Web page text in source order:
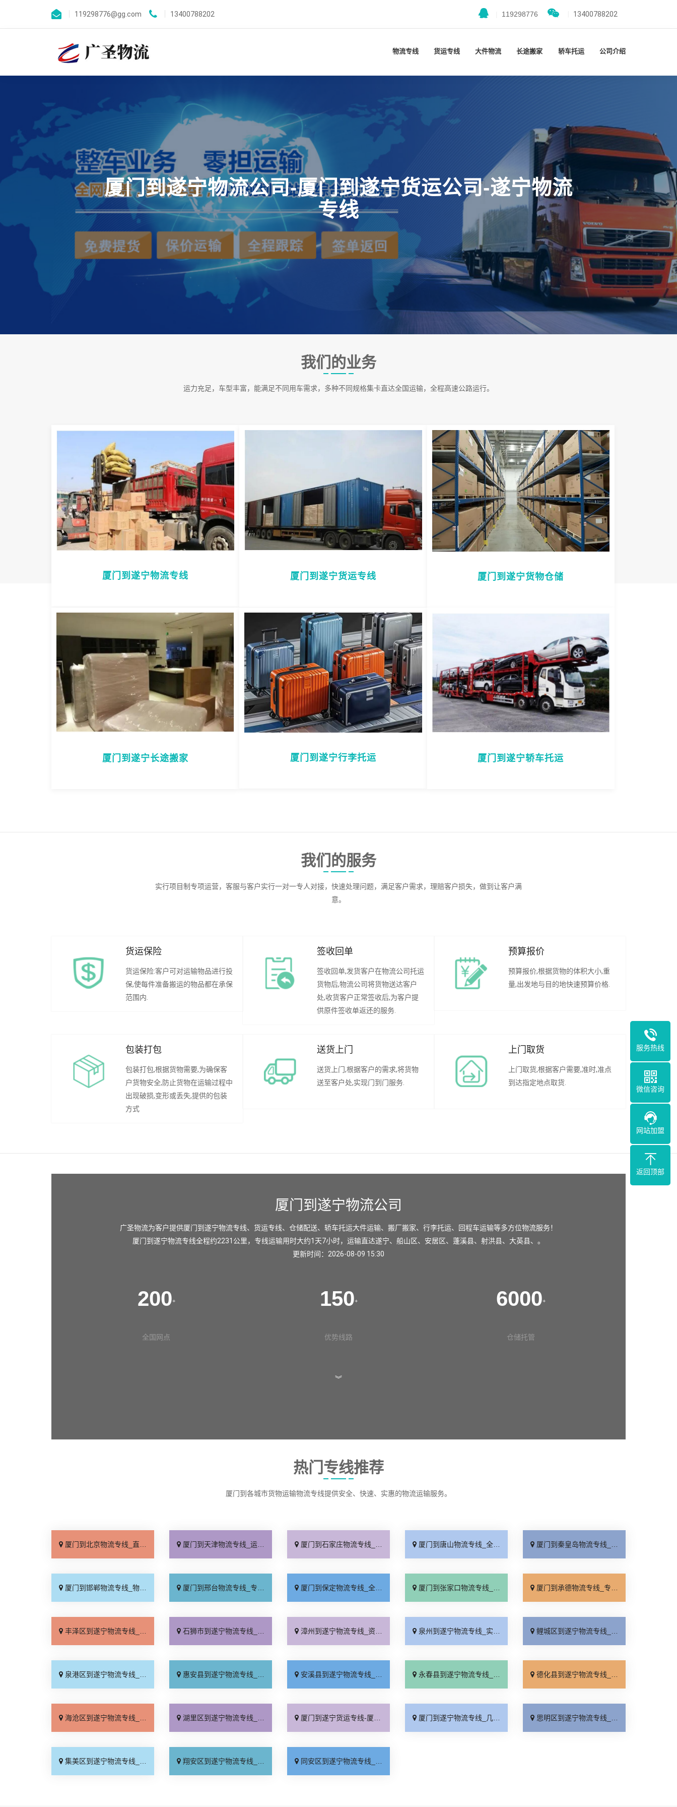
119298776@gg.com 13400788202 119298776 13400788202
物流专线 货运专线 大件物流 长途搬家 轿车托运 公司介绍
厦门到遂宁物流公司-厦门到遂宁货运公司-遂宁物流
专线
我们的业务
运力充足，车型丰富，能满足不同用车需求，多种不同规格集卡直达全国运输，全程高速公路运行。
厦门到遂宁物流专线 厦门到遂宁货运专线 厦门到遂宁货物仓储
厦门到遂宁长途搬家 厦门到遂宁行李托运 厦门到遂宁轿车托运
我们的服务
实行项目制专项运营，客服与客户实行一对一专人对接，快速处理问题，满足客户需求，理赔客户损失，做到让客户满
意。
货运保险
货运保险:客户可对运输物品进行投
保,使每件准备搬运的物品都在承保
范围内.
签收回单
签收回单,发货客户在物流公司托运
货物后,物流公司将货物送达客户
处,收货客户正常签收后,为客户提
供原件签收单返还的服务.
预算报价
预算报价,根据货物的体积大小,重
量,出发地与目的地快速预算价格.
包装打包
包装打包,根据货物需要,为确保客
户货物安全,防止货物在运输过程中
出现破损,变形或丢失,提供的包装
方式
送货上门
送货上门,根据客户的需求,将货物
送至客户处,实现门到门服务.
上门取货
上门取货,根据客户需要,准时,准点
到达指定地点取货.
厦门到遂宁物流公司
广圣物流为客户提供厦门到遂宁物流专线、货运专线、仓储配送、轿车托运大件运输、搬厂搬家、行李托运、回程车运输等多方位物流服务！
厦门到遂宁物流专线全程约2231公里，专线运输用时大约1天7小时，运输直达遂宁、 船山区、 安居区、 蓬溪县、 射洪县、 大英县、。
更新时间：2026-08-09 15:30
200+
全国网点
150+
优势线路
6000+
仓储托管
︾
热门专线推荐
厦门到各城市货物运输物流专线提供安全、快速、实惠的物流运输服务。
厦门到北京物流专线_直达不中转「送货到门」 厦门到天津物流专线_运保时效「高效快运」 厦门到石家庄物流专线_准时准点「多少公里」 厦门到唐山物流专线_全境派送「收费介绍」 厦门到秦皇岛物流专线_高效运输「运保时效」
厦门到邯郸物流专线_物流拼车「全境配送」 厦门到邢台物流专线_专业靠谱「上门提货」 厦门到保定物流专线_全程直达「高效运输」 厦门到张家口物流专线_全境派送「多久能到」 厦门到承德物流专线_专业调车「合理收费」
丰泽区到遂宁物流专线_天天发车「快速直达」 石狮市到遂宁物流专线_全境配送「价格透明」 漳州到遂宁物流专线_资质齐全「省事省心」 泉州到遂宁物流专线_实时跟踪 「门到门配送」 鲤城区到遂宁物流专线_省事省心「定点发车」
泉港区到遂宁物流专线_运价行情「多年经验」 惠安县到遂宁物流专线_整车配货「资质齐全」 安溪县到遂宁物流专线_多年经验「高速快运」 永春县到遂宁物流专线_诚信为先「直通专线」 德化县到遂宁物流专线_门到门接送「全程无虑」
海沧区到遂宁物流专线_市县闪送「定点发车」 湖里区到遂宁物流专线_随叫随到「费用多少」 厦门到遂宁货运专线-厦门到遂宁物流公司_专业可靠「费用多少」 厦门到遂宁物流专线_几天到达「运费多少」 思明区到遂宁物流专线_门到门配送「资质齐全」
集美区到遂宁物流专线_损坏理赔「多年经验」 翔安区到遂宁物流专线_运价行情「定点发车」 同安区到遂宁物流专线_收费介绍「多年经验」
服务热线
微信咨询
网站加盟
返回顶部